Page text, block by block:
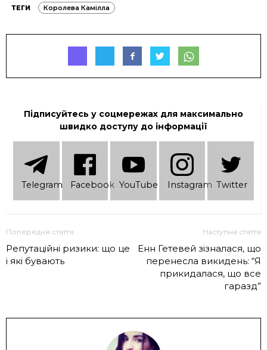
ТЕГИ Королева Камілла
Підписуйтесь у соцмережах для максимально
швидко доступу до інформації
Telеgram Facebook YouTube Instagram Twitter
Попередня стаття
Репутаційні ризики: що це
і які бувають
Наступна стаття
Енн Гетевей зізналася, що
перенесла викидень: “Я
прикидалася, що все
гаразд”